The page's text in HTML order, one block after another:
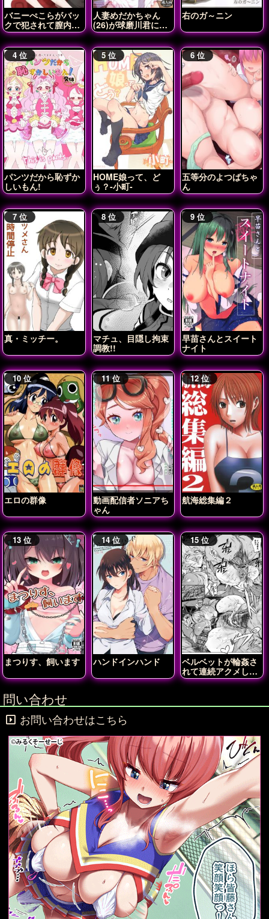
バニーぺこらがバッ
クで犯されて膣内射
精されちゃう♡
人妻めだかちゃん
(26)が球磨川君に
NTRれる本
右のガ～ニン
パンツだから恥ずか
しいもん!
HOME娘って、ど
ぅ？-小町-
五等分のよつばちゃ
ん
真・ミッチー。
マチュ、目隠し拘束
調教!!
早苗さんとスイート
ナイト
エロの群像
動画配信者ソニアち
ゃん
航海総集編２
まつりす、飼います ハンドインハンド
ベルベットが輪姦さ
れて連続アクメしち
ゃう!!
問い合わせ
お問い合わせはこちら